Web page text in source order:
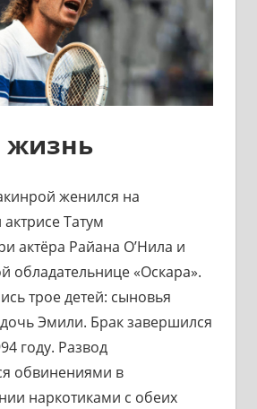
жизнь
женился на
Татум
актёра Райана О’Нила и
обладательнице «Оскара».
трое детей: сыновья
Эмили. Брак завершился
году. Развод
обвинениями в
наркотиками с обеих